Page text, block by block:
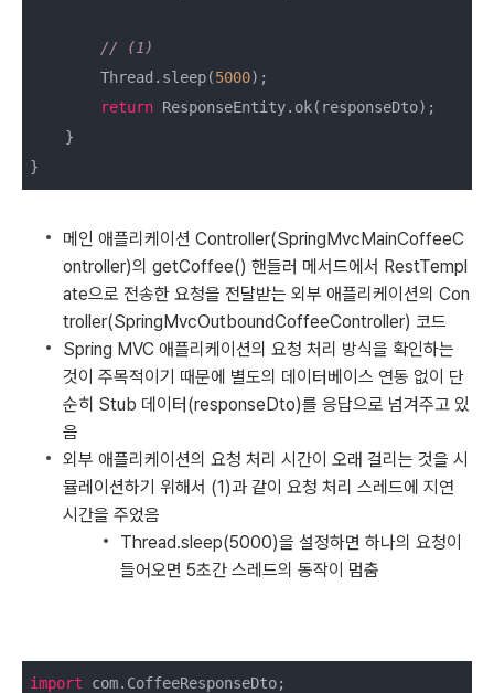
// (1)
        Thread.sleep(
5000);
return ResponseEntity.ok(responseDto);
    }
}
메인 애플리케이션 Controller(SpringMvcMainCoffeeC
ontroller)의 getCoffee() 핸들러 메서드에서 RestTempl
ate으로 전송한 요청을 전달받는 외부 애플리케이션의 Con
troller(SpringMvcOutboundCoffeeController) 코드
Spring MVC 애플리케이션의 요청 처리 방식을 확인하는
것이 주목적이기 때문에 별도의 데이터베이스 연동 없이 단
순히 Stub 데이터(responseDto)를 응답으로 넘겨주고 있
음
외부 애플리케이션의 요청 처리 시간이 오래 걸리는 것을 시
뮬레이션하기 위해서 (1)과 같이 요청 처리 스레드에 지연
시간을 주었음
Thread.sleep(5000)을 설정하면 하나의 요청이
들어오면 5초간 스레드의 동작이 멈춤
import